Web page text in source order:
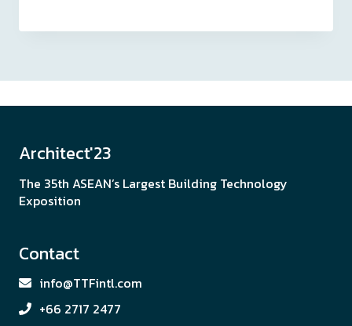
Architect'23
The 35th ASEAN’s Largest Building Technology
Exposition
Contact
info@TTFintl.com
+66 2717 2477